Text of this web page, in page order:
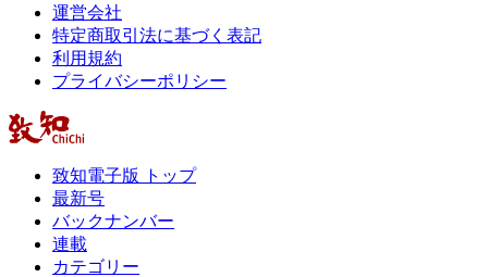
運営会社
特定商取引法に基づく表記
利用規約
プライバシーポリシー
致知電子版 トップ
最新号
バックナンバー
連載
カテゴリー